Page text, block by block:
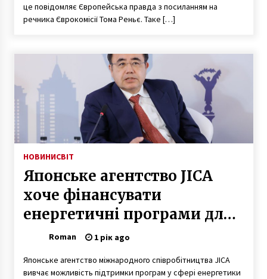
6 років ago
На Київщині через негоду тимчасово
обмежили рух авто
6 років ago
Обіцянки від столичного метрополітену на
На Київщині біля смітника знайшли тіло
новонародженного
7 років ago
переробки сміття
9 років ago
це повідомляє Європейська правда з посиланням на
речника Єврокомісії Тома Реньє. Таке […]
НОВИНИСВІТ
Японське агентство JICA
хоче фінансувати
енергетичні програми для
України
Roman 1 рік ago
Японське агентство міжнародного співробітництва JICA
вивчає можливість підтримки програм у сфері енергетики